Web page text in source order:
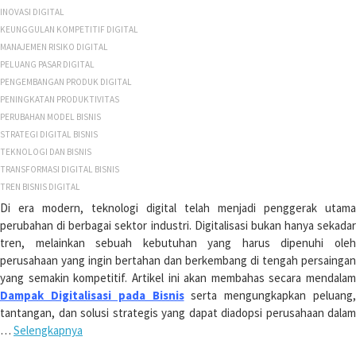
INOVASI DIGITAL
KEUNGGULAN KOMPETITIF DIGITAL
MANAJEMEN RISIKO DIGITAL
PELUANG PASAR DIGITAL
PENGEMBANGAN PRODUK DIGITAL
PENINGKATAN PRODUKTIVITAS
PERUBAHAN MODEL BISNIS
STRATEGI DIGITAL BISNIS
TEKNOLOGI DAN BISNIS
TRANSFORMASI DIGITAL BISNIS
TREN BISNIS DIGITAL
Di era modern, teknologi digital telah menjadi penggerak utama
perubahan di berbagai sektor industri. Digitalisasi bukan hanya sekadar
tren, melainkan sebuah kebutuhan yang harus dipenuhi oleh
perusahaan yang ingin bertahan dan berkembang di tengah persaingan
yang semakin kompetitif. Artikel ini akan membahas secara mendalam
Dampak Digitalisasi pada Bisnisserta mengungkapkan peluang,
tantangan, dan solusi strategis yang dapat diadopsi perusahaan dalam
… Selengkapnya